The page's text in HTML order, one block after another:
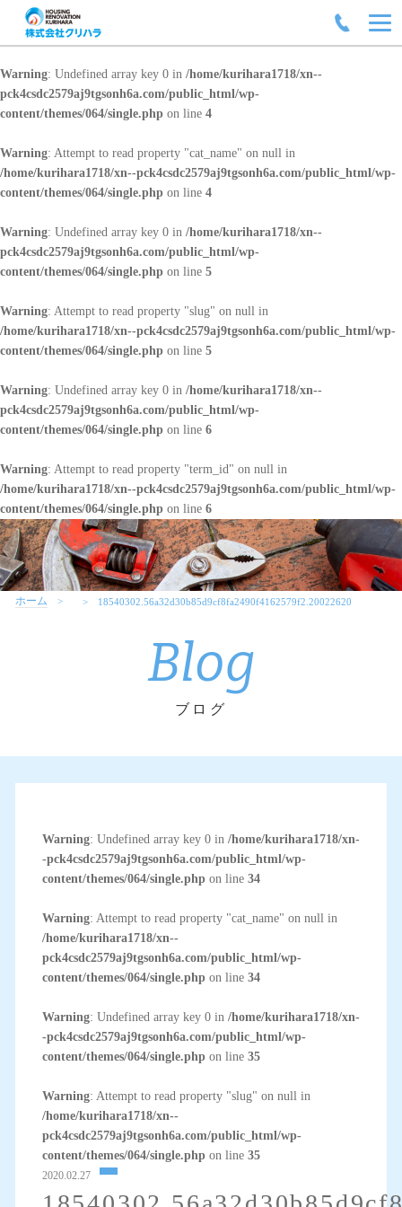
Warning: Undefined array key 0 in /home/kurihara1718/xn--
pck4csdc2579aj9tgsonh6a.com/public_html/wp-
content/themes/064/single.php on line 4
Warning: Attempt to read property "cat_name" on null in
/home/kurihara1718/xn--pck4csdc2579aj9tgsonh6a.com/public_html/wp-
content/themes/064/single.php on line 4
Warning: Undefined array key 0 in /home/kurihara1718/xn--
pck4csdc2579aj9tgsonh6a.com/public_html/wp-
content/themes/064/single.php on line 5
Warning: Attempt to read property "slug" on null in
/home/kurihara1718/xn--pck4csdc2579aj9tgsonh6a.com/public_html/wp-
content/themes/064/single.php on line 5
Warning: Undefined array key 0 in /home/kurihara1718/xn--
pck4csdc2579aj9tgsonh6a.com/public_html/wp-
content/themes/064/single.php on line 6
Warning: Attempt to read property "term_id" on null in
/home/kurihara1718/xn--pck4csdc2579aj9tgsonh6a.com/public_html/wp-
content/themes/064/single.php on line 6
ホーム 18540302.56a32d30b85d9cf8fa2490f4162579f2.20022620
Blog
ブログ
Warning: Undefined array key 0 in /home/kurihara1718/xn-
-pck4csdc2579aj9tgsonh6a.com/public_html/wp-
content/themes/064/single.phpon line 34
Warning: Attempt to read property "cat_name" on null in
/home/kurihara1718/xn--
pck4csdc2579aj9tgsonh6a.com/public_html/wp-
content/themes/064/single.phpon line 34
Warning: Undefined array key 0 in /home/kurihara1718/xn-
-pck4csdc2579aj9tgsonh6a.com/public_html/wp-
content/themes/064/single.phpon line 35
Warning: Attempt to read property "slug" on null in
/home/kurihara1718/xn--
pck4csdc2579aj9tgsonh6a.com/public_html/wp-
content/themes/064/single.phpon line 35
2020.02.27